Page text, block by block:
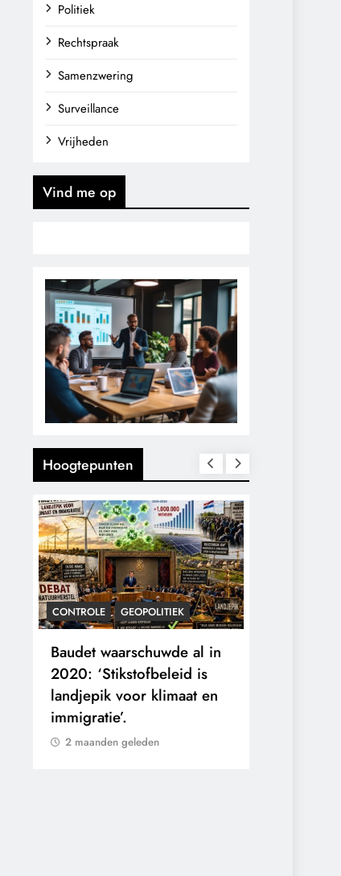
Politiek
Rechtspraak
Samenzwering
Surveillance
Vrijheden
Vind me op
Hoogtepunten
CONTROLE GEOPOLITIEK
Baudet waarschuwde al in
2020: ‘Stikstofbeleid is
landjepik voor klimaat en
immigratie’.
2 maanden geleden